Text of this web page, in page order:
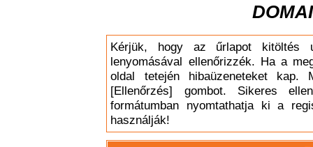
Kérjük, hogy az űrlapot kitöltés
lenyomásával ellenőrizzék. Ha a
oldal tetején hibaüzeneteket
[Ellenőrzés] gombot. Sikeres
formátumban nyomtathatja ki a
használják!